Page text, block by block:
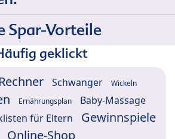
Spar-Vorteile
geklickt
Schwanger Wickeln
Ernährungsplan Baby-Massage
für Eltern
Gewinnspiele
Online-Shop